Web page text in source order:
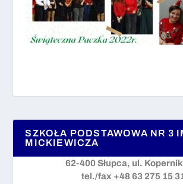
SZKOŁA PODSTAWOWA NR 3
MICKIEWICZA
62-400 Słupca, ul.
tel./fax +48 63 275 15